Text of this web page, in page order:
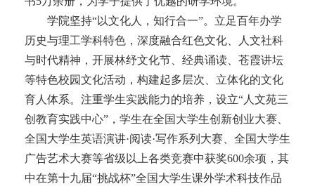
学院坚持“以文化人，知行合一”。立足百年办学
历史与理工学科特色，深度融合红色文化、人文社科
与时代精神，开展林纾文化节、经典诵读、苍霞讲坛
等特色校园文化活动，构建起多层次、立体化的文化
育人体系。注重学生实践能力的培养，设立“人文苑三
创教育实践中心”，学生在全国大学生创新创业大赛、
全国大学生英语演讲·阅读·写作系列大赛、全国大学生
广告艺术大赛等省级以上各类竞赛中获奖600余项，其
中在第十九届“挑战杯”全国大学生课外学术科技作品